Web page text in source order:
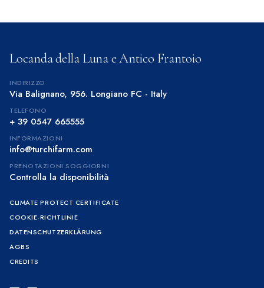
Locanda della Luna e Antico Frantoio
INDIRIZZO
Via Balignano, 956. Longiano FC - Italy
TELEFONO
+ 39 0547 665555
INFORMAZIONI
info@turchifarm.com
PRENOTAZIONI SOGGIORNI
Controlla la disponibilità
CLIMATE PROTECT CERTIFICATE
COOKIE-RICHTLINIE
DATENSCHUTZERKLÄRUNG
AGBS
CREDITS